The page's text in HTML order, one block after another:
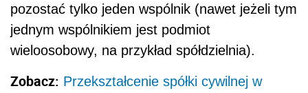
pozostać tylko jeden wspólnik (nawet jeżeli tym
jednym wspólnikiem jest podmiot
wieloosobowy, na przykład spółdzielnia).
Zobacz: Przekształcenie spółki cywilnej w